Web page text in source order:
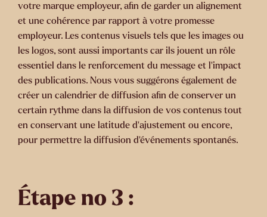
votre marque employeur, afin de garder un alignement
et une cohérence par rapport à votre promesse
employeur. Les contenus visuels tels que les images ou
les logos, sont aussi importants car ils jouent un rôle
essentiel dans le renforcement du message et l’impact
des publications. Nous vous suggérons également de
créer un calendrier de diffusion afin de conserver un
certain rythme dans la diffusion de vos contenus tout
en conservant une latitude d’ajustement ou encore,
pour permettre la diffusion d’événements spontanés.
Étape no 3 :